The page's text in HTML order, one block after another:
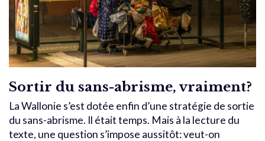
Sortir du sans-abrisme, vraiment?
La Wallonie s’est dotée enfin d’une stratégie de sortie
du sans-abrisme. Il était temps. Mais à la lecture du
texte, une question s’impose aussitôt: veut-on